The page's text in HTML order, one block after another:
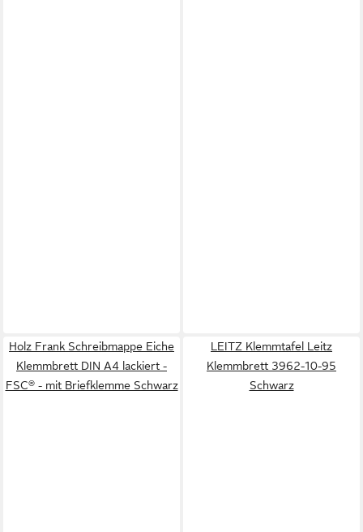
Holz Frank Schreibmappe Eiche
Klemmbrett DIN A4 lackiert -
FSC® - mit Briefklemme Schwarz
LEITZ Klemmtafel Leitz
Klemmbrett 3962-10-95
Schwarz